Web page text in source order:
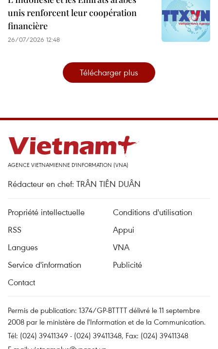
unis renforcent leur coopération
financière
26/07/2026 12:48
Télécharger plus
AGENCE VIETNAMIENNE D'INFORMATION (VNA)
Rédacteur en chef: TRÂN TIÊN DUÂN
Propriété intellectuelle
Conditions d'utilisation
RSS
Appui
Langues
VNA
Service d'information
Publicité
Contact
Permis de publication: 1374/GP-BTTTT délivré le 11 septembre
2008 par le ministère de l'Information et de la Communication.
Tél: (024) 39411349 - (024) 39411348, Fax: (024) 39411348